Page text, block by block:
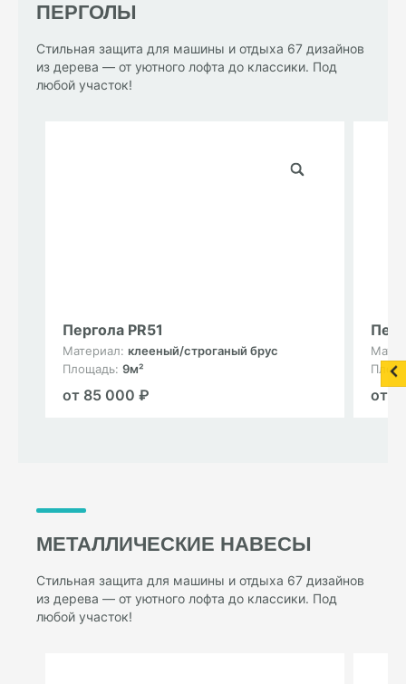
ПЕРГОЛЫ
Стильная защита для машины и отдыха 67 дизайнов
из дерева — от уютного лофта до классики. Под
любой участок!
Пергола PR51
Материал: клееный/строганый брус
Площадь: 9м²
от 85 000 ₽ от
МЕТАЛЛИЧЕСКИЕ НАВЕСЫ
Стильная защита для машины и отдыха 67 дизайнов
из дерева — от уютного лофта до классики. Под
любой участок!